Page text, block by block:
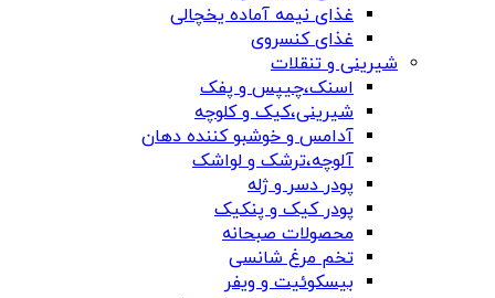
غذای نیمه آماده یخچالی
غذای کنسروی
شیرینی و تنقلات
اسنک،چیپس و پفک
شیرینی،کیک و کلوچه
آدامس و خوشبو کننده دهان
آلوچه،ترشک و لواشک
پودر دسر و ژله
پودر کیک و پنکیک
محصولات صبحانه
تخم مرغ شانسی
بیسکوئیت و ویفر